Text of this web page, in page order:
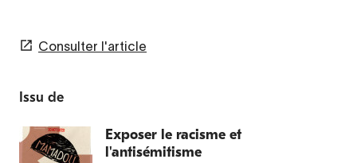
Consulter l'article
Issu de
Exposer le racisme et
l'antisémitisme